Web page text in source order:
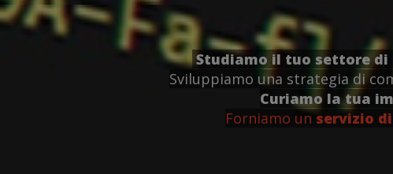
Studiamo il tuo settore di
Sviluppiamo una strategia di
Curiamo la tua
Forniamo un servizio